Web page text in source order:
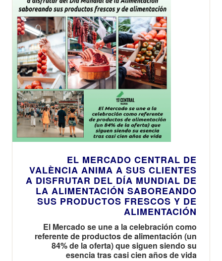
una de las
150 tarjetas
regalo que
utilizar hasta
EL MERCADO CENTRAL DE
VALÈNCIA ANIMA A SUS CLIENTES
A DISFRUTAR DEL DÍA MUNDIAL DE
LA ALIMENTACIÓN SABOREANDO
SUS PRODUCTOS FRESCOS Y DE
ALIMENTACIÓN
El Mercado se une a la celebración como
referente de productos de alimentación (un
84% de la oferta) que siguen siendo su
esencia tras casi cien años de vida